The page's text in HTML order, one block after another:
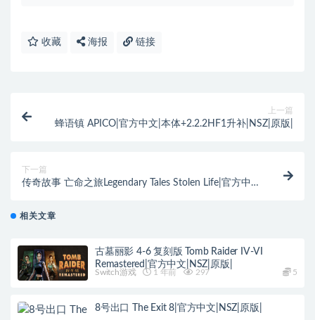
收藏 海报 链接
上一篇
蜂语镇 APICO|官方中文|本体+2.2.2HF1升补|NSZ|原版|
下一篇
传奇故事 亡命之旅Legendary Tales Stolen Life|官方中
相关文章
古墓丽影 4-6 复刻版 Tomb Raider IV-VI
Remastered|官方中文|NSZ|原版|
Switch游戏 1 年前 297 5
8号出口 The Exit 8|官方中文|NSZ|原版|